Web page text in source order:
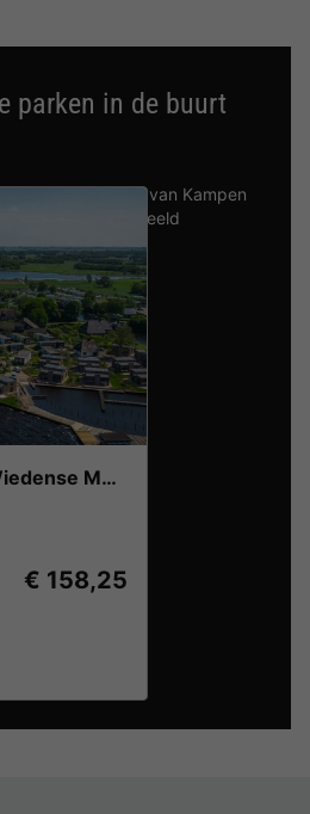
parken in de buurt
in de buurt van Kampen
beste zijn beoordeeld
Vakantiepark De Wiedense Meren
€ 158,25